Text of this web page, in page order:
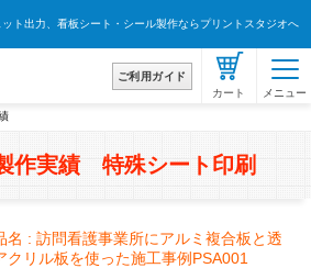
ト出力、看板シート・シール製作ならプリントスタジオへ
ご利用ガイド
作実績 特殊シート印刷
名 :訪問看護事業所にアルミ複合板と透
クリル板を使った施工事例PSA001